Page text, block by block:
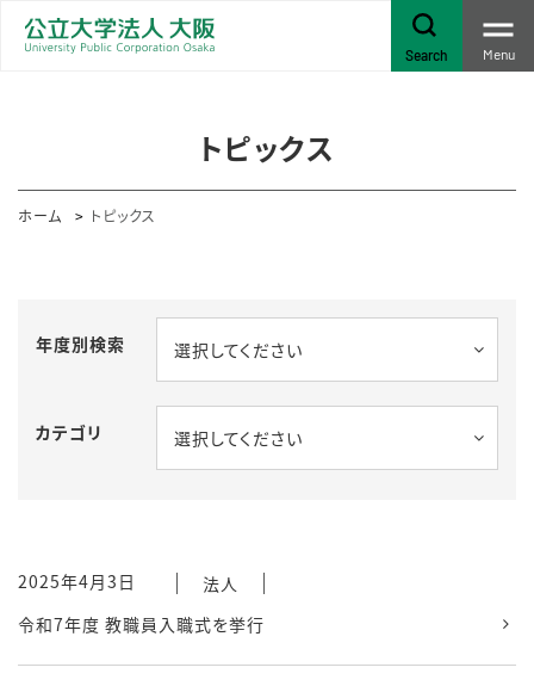
Search Menu
トピックス
ホーム トピックス
年度別検索 選択してください
カテゴリ 選択してください
2025年4月3日
法人
令和7年度 教職員入職式を挙行